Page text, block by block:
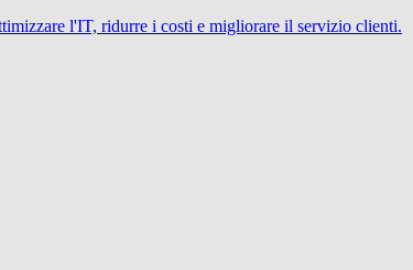
l'IT, ridurre i costi e migliorare il servizio clienti.